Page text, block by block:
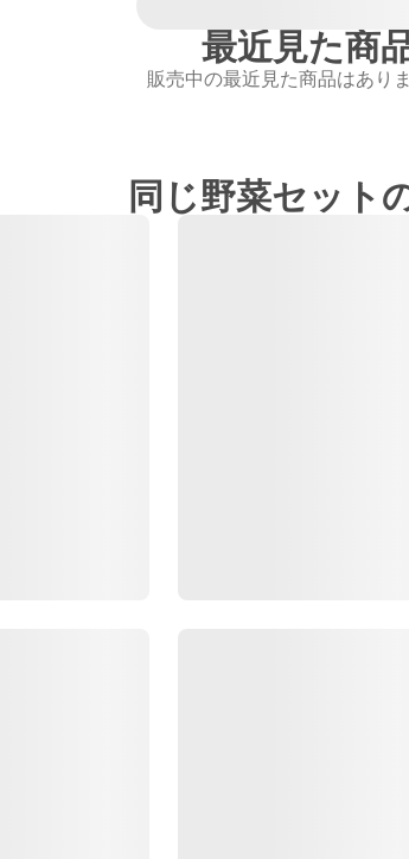
最近見た商
販売中の最近見た商品はありま
同じ野菜セット